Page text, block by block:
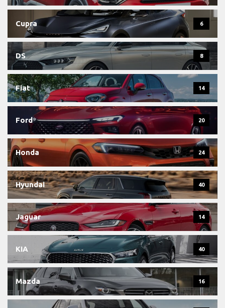
Cupra 6
DS 8
Fiat 14
Ford 20
Honda 24
Hyundai 40
Jaguar 14
KIA 40
Mazda 16